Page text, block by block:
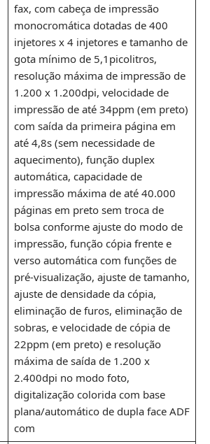
fax, com cabeça de impressão
monocromática dotadas de 400
injetores x 4 injetores e tamanho de
gota mínimo de 5,1picolitros,
resolução máxima de impressão de
1.200 x 1.200dpi, velocidade de
impressão de até 34ppm (em preto)
com saída da primeira página em
até 4,8s (sem necessidade de
aquecimento), função duplex
automática, capacidade de
impressão máxima de até 40.000
páginas em preto sem troca de
bolsa conforme ajuste do modo de
impressão, função cópia frente e
verso automática com funções de
pré-visualização, ajuste de tamanho,
ajuste de densidade da cópia,
eliminação de furos, eliminação de
sobras, e velocidade de cópia de
22ppm (em preto) e resolução
máxima de saída de 1.200 x
2.400dpi no modo foto,
digitalização colorida com base
plana/automático de dupla face ADF
com